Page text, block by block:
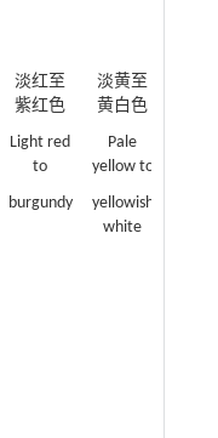
淡红至
紫红色
Light red
to
burgundy
淡黄至
黄白色
Pale
yellow to
yellowish
white